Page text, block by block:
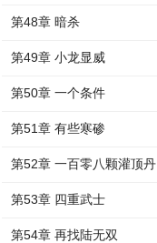
第48章 暗杀
第49章 小龙显威
第50章 一个条件
第51章 有些寒碜
第52章 一百零八颗灌顶丹
第53章 四重武士
第54章 再找陆无双